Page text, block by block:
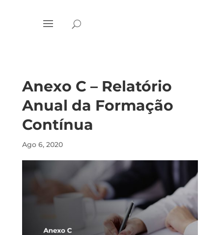
Anexo C – Relatório
Anual da Formação
Contínua
Ago 6, 2020